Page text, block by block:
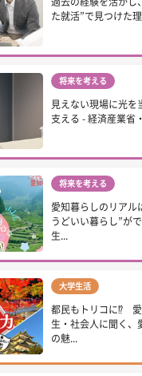
た就活”で見つけた
将来を考える
見えない現場に光を
支える - 経済産業省
将来を考える
愛知暮らしのリア
うどいい暮らし”が
生...
大学生活
都民もトリコに⁉
生・社会人に聞く、
の魅...